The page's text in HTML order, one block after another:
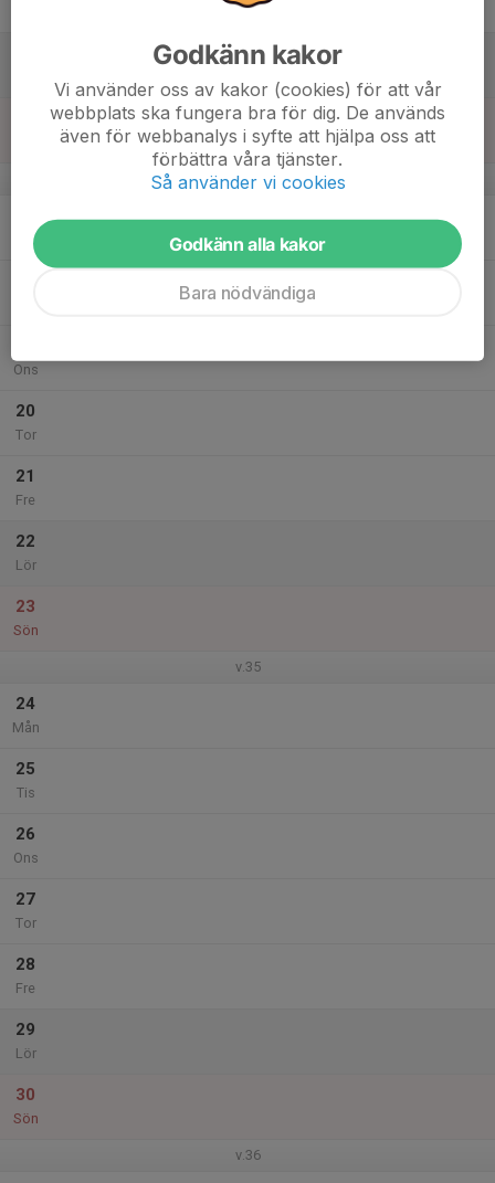
v.34
Mån
Ons
20
Tor
21
Fre
22
Lör
23
Sön
v.35
24
Mån
25
Tis
26
Ons
27
Tor
28
Fre
29
Lör
30
Sön
v.36
Godkänn kakor
Vi använder oss av kakor (cookies) för att vår
webbplats ska fungera bra för dig. De används
även för webbanalys i syfte att hjälpa oss att
förbättra våra tjänster.
Så använder vi cookies
Godkänn alla kakor
Bara nödvändiga